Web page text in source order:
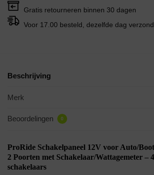
Gratis retourneren binnen 30 dagen
Voor 17.00 besteld, dezelfde dag
Beschrijving
Merk
Beoordelingen 0
ProRide Schakelpaneel 12V voor Auto/
2 Poorten met Schakelaar/Wattagemeter –
schakelaars